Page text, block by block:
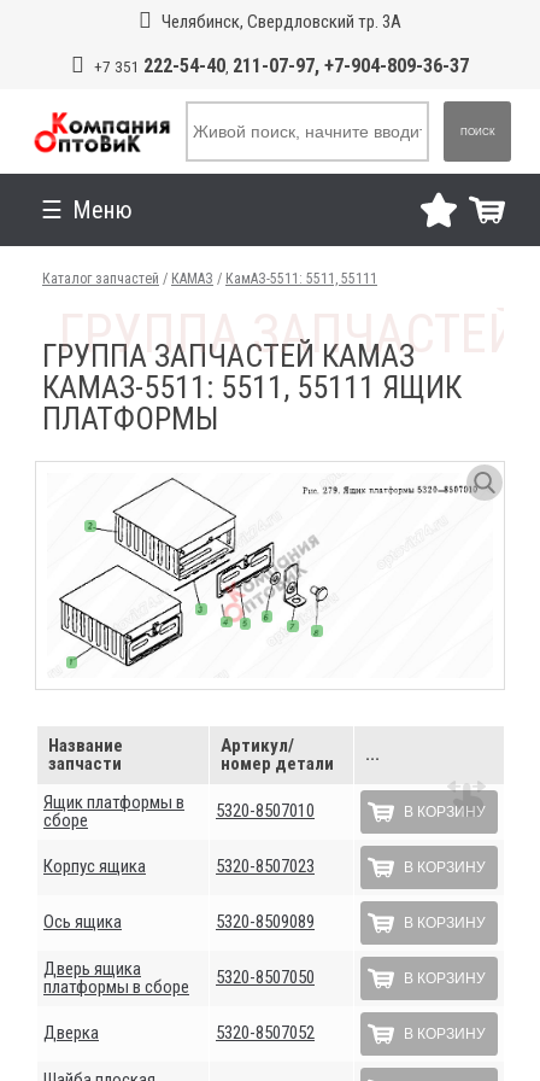
Челябинск, Свердловский тр. 3А
+7 351 222-54-40, 211-07-97, +7-904-809-36-37
ПОИСК
Меню
Каталог запчастей / КАМАЗ / КамАЗ-5511: 5511, 55111
ГРУППА ЗАПЧАСТЕЙ КАМАЗ
КАМАЗ-5511: 5511, 55111 ЯЩИК
ПЛАТФОРМЫ
Название
запчасти
Артикул/
номер детали
...
Ящик платформы в
сборе
5320-8507010 В КОРЗИНУ
Корпус ящика 5320-8507023 В КОРЗИНУ
Ось ящика 5320-8509089 В КОРЗИНУ
Дверь ящика
платформы в сборе
5320-8507050 В КОРЗИНУ
Дверка 5320-8507052 В КОРЗИНУ